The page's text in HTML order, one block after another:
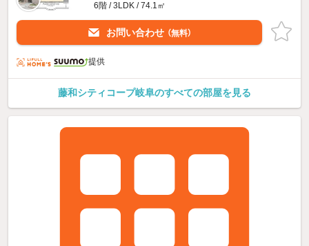
6階 / 3LDK / 74.1㎡
お問い合わせ （無料）
提供
藤和シティコープ岐阜のすべての部屋を見る